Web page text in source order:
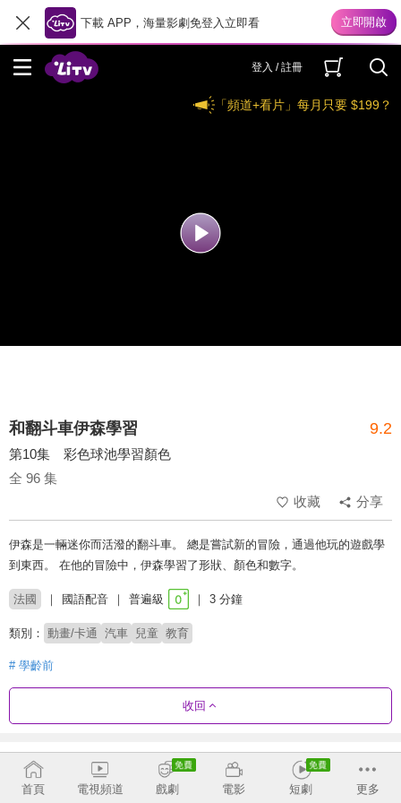
下載 APP，海量影劇免登入立即看
登入 / 註冊
「頻道+看片」每月只要 $199？
和翻斗車伊森學習 9.2
第10集 彩色球池學習顏色
全 96 集
收藏
分享
伊森是一輛迷你而活潑的翻斗車。 總是嘗試新的冒險，通過他玩的遊戲學
到東西。 在他的冒險中，伊森學習了形狀、顏色和數字。
法國 國語配音 普遍級 3 分鐘
類別： 動畫/卡通 汽車 兒童 教育
# 學齡前
收回
劇集列表
1 - 36 37 - 72 73 - 96
首頁 電視頻道 戲劇 電影 短劇 更多